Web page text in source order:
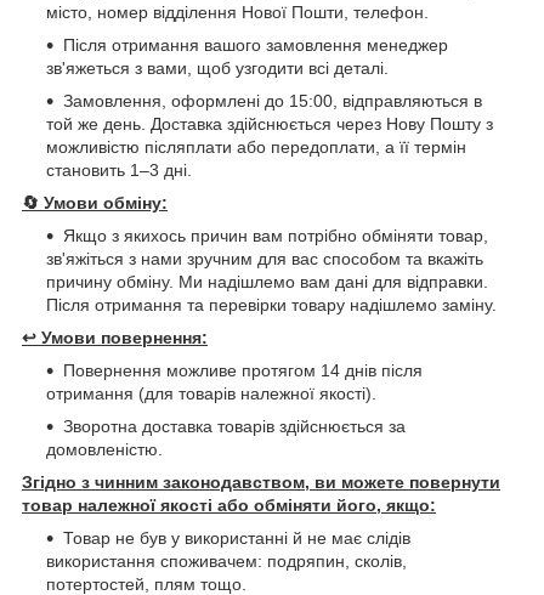
місто, номер відділення Нової Пошти, телефон.
Після отримання вашого замовлення менеджер
зв'яжеться з вами, щоб узгодити всі деталі.
Замовлення, оформлені до 15:00, відправляються в
той же день. Доставка здійснюється через Нову Пошту з
можливістю післяплати або передоплати, а її термін
становить 1–3 дні.
🔄 Умови обміну:
Якщо з якихось причин вам потрібно обміняти товар,
зв'яжіться з нами зручним для вас способом та вкажіть
причину обміну. Ми надішлемо вам дані для відправки.
Після отримання та перевірки товару надішлемо заміну.
↩️ Умови повернення:
Повернення можливе протягом 14 днів після
отримання (для товарів належної якості).
Зворотна доставка товарів здійснюється за
домовленістю.
Згідно з чинним законодавством, ви можете повернути
товар належної якості або обміняти його, якщо:
Товар не був у використанні й не має слідів
використання споживачем: подряпин, сколів,
потертостей, плям тощо.